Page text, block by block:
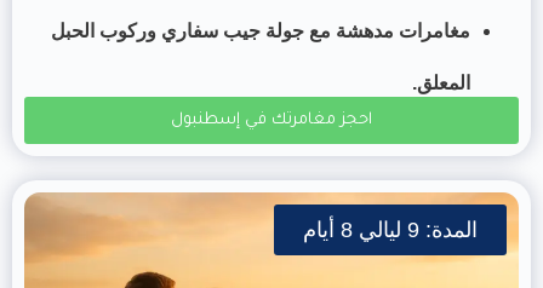
مغامرات مدهشة مع جولة جيب سفاري وركوب الحبل
المعلق.
احجز مغامرتك في إسطنبول
المدة: 9 ليالي 8 أيام